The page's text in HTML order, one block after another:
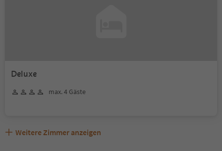
Deluxe
max. 4 Gäste
Weitere Zimmer anzeigen